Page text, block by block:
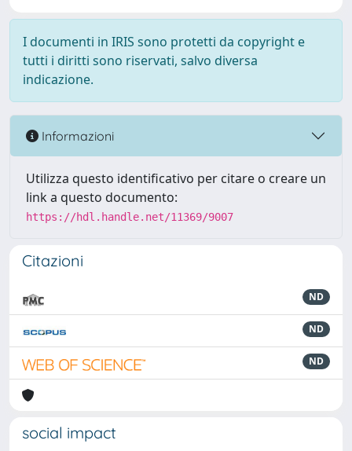
I documenti in IRIS sono protetti da copyright e
tutti i diritti sono riservati, salvo diversa
indicazione.
Informazioni
Utilizza questo identificativo per citare o creare un
link a questo documento:
https://hdl.handle.net/11369/9007
Citazioni
ND
ND
ND
social impact